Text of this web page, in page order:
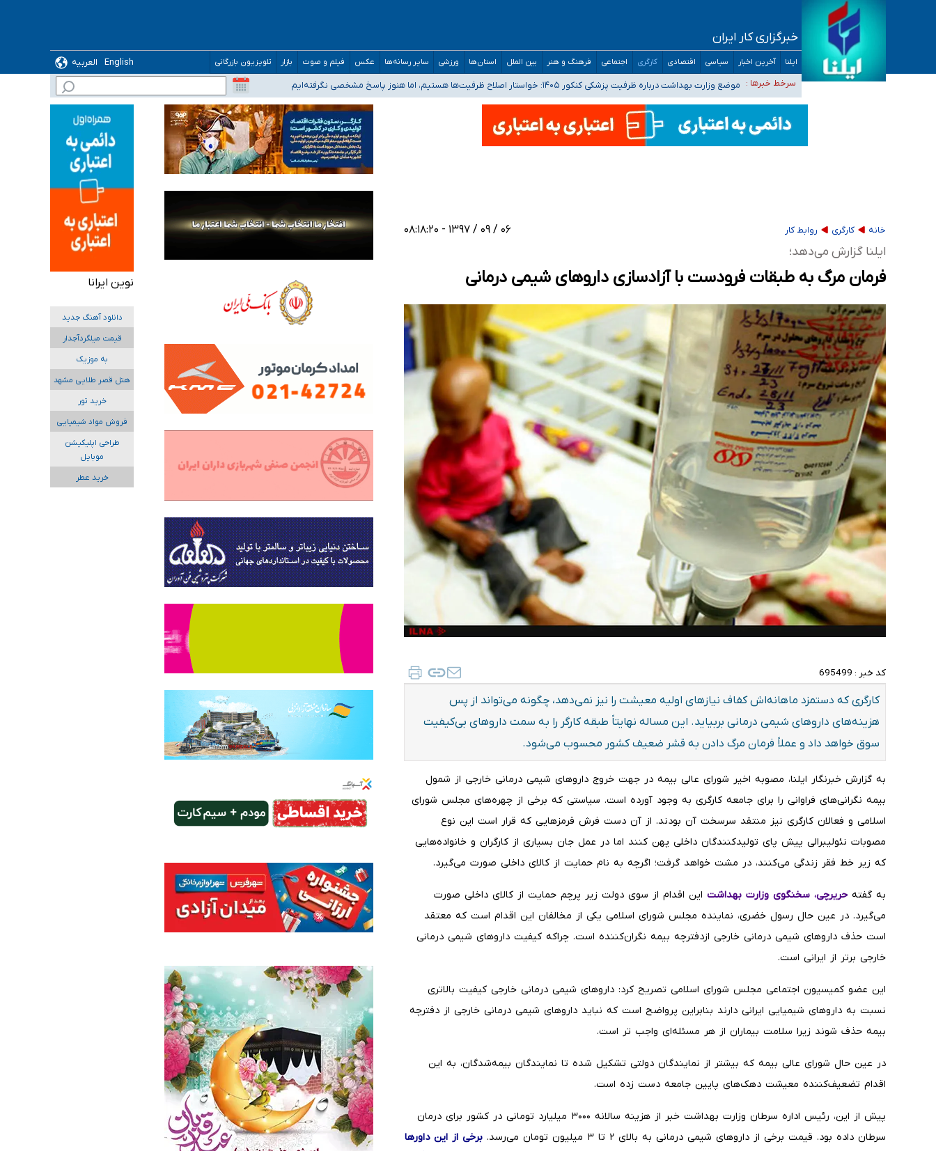
خبرگزاری کار ایران
ایلنا آخرین اخبار سیاسی اقتصادی کارگری اجتماعی فرهنگ و هنر بین الملل استان‌ها ورزشی سایر رسانه‌ها عکس فیلم و صوت بازار تلویزیون بازرگانی English
العربیه
سرخط خبرها :
۴۰ تا ۵۰ روز گرمای نسبی در پیش داریم/ دمای تهران به ۳۸ درجه می‌رسد
موضع وزارت بهداشت درباره ظرفیت پزشکی کنکور ۱۴۰۵: خواستار اصلاح ظرفیت‌ها هستیم، اما هنوز پاسخ مشخصی نگرفته‌ایم
تعویق آزمون ورودی دکترای تخصصی فرماندهی صحنه عملیات و دکترای تخصصی جغرافیای نظامی دافوس آجا
خبرنگاران راویان حقیقت با دغدغه نان، مسکن و بیمه
آخرین وضعیت شیوع عفونت‌های تنفسی در کشور/ خوزستان و کرمان بالاتر از آستانه هشدار
خانه کارگری روابط کار ۰۶ / ۰۹ / ۱۳۹۷ - ۰۸:۱۸:۲۰
ایلنا گزارش می‌دهد؛
فرمان مرگ به طبقات فرودست‌ با آزادسازی داروهای شیمی درمانی
کد خبر : 695499
کارگری که دستمزد ماهانه‌اش کفاف نیازهای اولیه معیشت را نیز نمی‌دهد، چگونه می‌تواند از پس
هزینه‌های داروهای شیمی درمانی بربیاید. این مساله نهایتاً طبقه کارگر را به سمت داروهای بی‌کیفیت
سوق خواهد داد و عملاً فرمان مرگ دادن به قشر ضعیف کشور محسوب می‌شود.
به گزارش خبرنگار ایلنا، مصوبه اخیر شورای عالی بیمه در جهت خروج داروهای شیمی درمانی خارجی از شمول
بیمه نگرانی‌های فراوانی را برای جامعه کارگری به وجود آورده است. سیاستی که برخی از چهره‌های مجلس شورای
اسلامی و فعالان کارگری نیز منتقد سرسخت آن بودند. از آن دست فرش قرمزهایی که قرار است این نوع
مصوبات نئولیبرالی پیش پای تولیدکنندگان داخلی پهن کنند اما در عمل جان بسیاری از کارگران و خانواده‌هایی
که زیر خط فقر زندگی می‌کنند، در مشت خواهد گرفت؛ اگرچه به نام حمایت از کالای داخلی صورت می‌گیرد.
به گفته حریرچی، سخنگوی وزارت بهداشت این اقدام از سوی دولت زیر پرچم حمایت از کالای داخلی صورت
می‌گیرد. در عین حال رسول خضری، نماینده مجلس شورای اسلامی یکی از مخالفان این اقدام است که معتقد
است حذف داروهای شیمی درمانی خارجی ازدفترچه بیمه نگران‌کننده است. چراکه کیفیت داروهای شیمی درمانی
خارجی برتر از ایرانی است.
این عضو کمیسیون اجتماعی مجلس شورای اسلامی تصریح کرد: داروهای شیمی درمانی خارجی کیفیت بالاتری
نسبت به داروهای شیمیایی ایرانی دارند بنابراین پرواضح است که نباید داروهای شیمی درمانی خارجی از دفترچه
بیمه حذف شوند زیرا سلامت بیماران از هر مسئله‌ای واجب تر است.
در عین حال شورای عالی بیمه که بیشتر از نمایندگان دولتی تشکیل شده تا نمایندگان بیمه‌شدگان، به این
اقدام تضعیف‌کننده معیشت دهک‌های پایین جامعه دست زده است.
پیش از این، رئیس اداره سرطان وزارت بهداشت خبر از هزینه سالانه ۳۰۰۰ میلیارد تومانی در کشور برای درمان
سرطان داده بود. قیمت برخی از داروهای شیمی درمانی به بالای ۲ تا ۳ میلیون تومان می‌رسد.
برخی از این داورها
نوین ایرانا
دانلود آهنگ جدید
قیمت میلگردآجدار
به موزیک
هتل قصر طلایی مشهد
خرید تور
فروش مواد شیمیایی
طراحی اپلیکیشن
موبایل
خرید عطر